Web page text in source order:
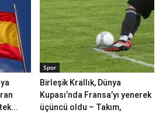
Spor
Birleşik Krallık, Dünya
Kupası’nda Fransa’yı yenerek
üçüncü oldu – Takım,